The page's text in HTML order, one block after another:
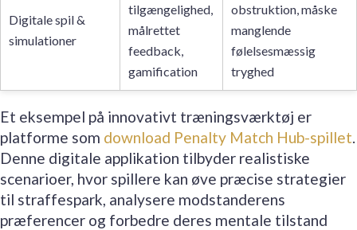
Digitale spil &
simulationer
tilgængelighed,
målrettet
feedback,
gamification
obstruktion, måske
manglende
følelsesmæssig
tryghed
Et eksempel på innovativt træningsværktøj er
platforme som download Penalty Match Hub-spillet.
Denne digitale applikation tilbyder realistiske
scenarioer, hvor spillere kan øve præcise strategier
til straffespark, analysere modstanderens
præferencer og forbedre deres mentale tilstand